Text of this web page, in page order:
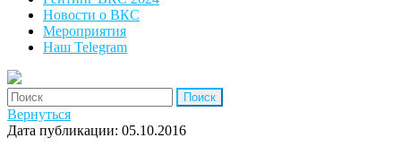
Новости о ВКС
Мероприятия
Наш Telegram
'Найти:
Вернуться
Дата публикации: 05.10.2016